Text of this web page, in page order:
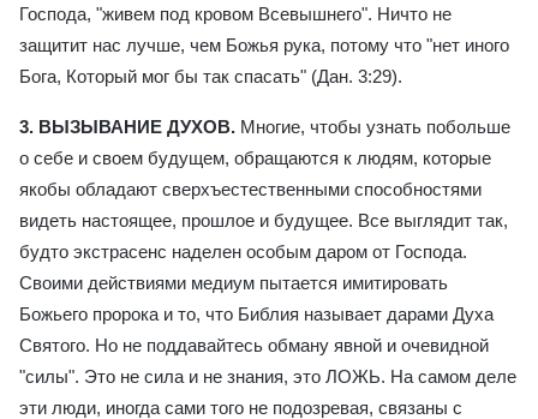
Господа, "живем под кровом Всевышнего". Ничто не
защитит нас лучше, чем Божья рука, потому что "нет иного
Бога, Который мог бы так спасать" (Дан. 3:29).
3. ВЫЗЫВАНИЕ ДУХОВ. Многие, чтобы узнать побольше
о себе и своем будущем, обращаются к людям, которые
якобы обладают сверхъестественными способностями
видеть настоящее, прошлое и будущее. Все выглядит так,
будто экстрасенс наделен особым даром от Господа.
Своими действиями медиум пытается имитировать
Божьего пророка и то, что Библия называет дарами Духа
Святого. Но не поддавайтесь обману явной и очевидной
"силы". Это не сила и не знания, это ЛОЖЬ. На самом деле
эти люди, иногда сами того не подозревая, связаны с